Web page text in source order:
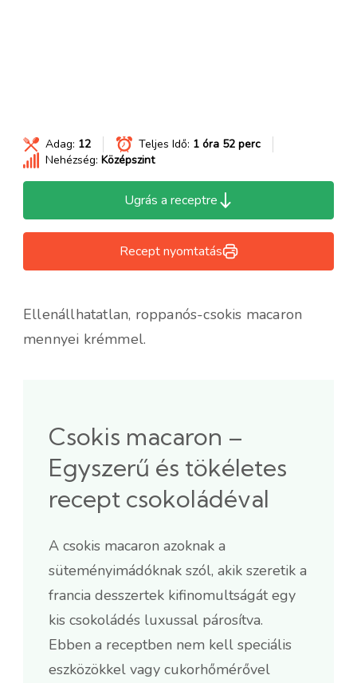
Adag: 12 Teljes Idő: 1 óra 52 perc
Nehézség: Középszint
Ugrás a receptre
Recept nyomtatás
Ellenállhatatlan, roppanós-csokis macaron
mennyei krémmel.
Csokis macaron –
Egyszerű és tökéletes
recept csokoládéval
A csokis macaron azoknak a
süteményimádóknak szól, akik szeretik a
francia desszertek kifinomultságát egy
kis csokoládés luxussal párosítva.
Ebben a receptben nem kell speciális
eszközökkel vagy cukorhőmérővel